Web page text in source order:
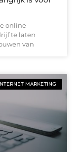
online
te laten
van
MARKETING